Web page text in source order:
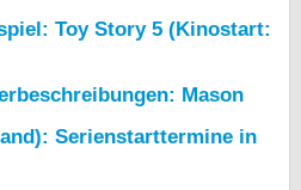
Toy Story 5 (Kinostart:
Mason
Serienstarttermine in